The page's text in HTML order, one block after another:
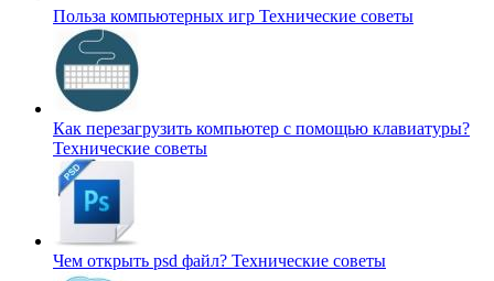
Польза компьютерных игр Технические советы
Как перезагрузить компьютер с помощью клавиатуры?
Технические советы
Чем открыть psd файл? Технические советы